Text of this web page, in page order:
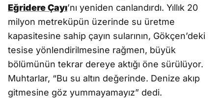
Eğridere Çayı’nı yeniden canlandırdı. Yıllık 20
milyon metreküpün üzerinde su üretme
kapasitesine sahip çayın sularının, Gökçen’deki
tesise yönlendirilmesine rağmen, büyük
bölümünün tekrar dereye aktığı öne sürülüyor.
Muhtarlar, “Bu su altın değerinde. Denize akıp
gitmesine göz yummayamayız” dedi.